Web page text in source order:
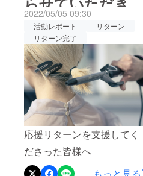
ださった方にはチケットの
コードをメールにて送らせ
ていただいたのですが、確
認できましたでしょうか？
amo.wear@outlook.com か
らのメールが迷惑メール
ボックスに入っている可能
性もありますので、今一度
確認していただき、メール
が見つからない場合は上記
は、今すぐ！映像公開期間
は5月13日(金) 20:00〜 5月
22日(日) 23:59 までとなって
います。チケットをお持ち
の方は、期間中何度でもご
覧いただけます。オンライ
ンパフォーマンスを支援し
てくださった方には、
amo.wear@outlook.com の
メールアドレスより、映像
した！
2022/05/05 09:30
活動レポート
リターン
リターン完了
応援リターンを支援してく
ださった皆様へ
amo.wear@outlook.com よ